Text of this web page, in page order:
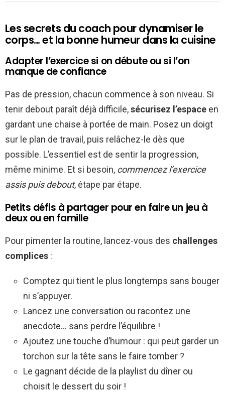
Les secrets du coach pour dynamiser le
corps… et la bonne humeur dans la cuisine
Adapter l’exercice si on débute ou si l’on
manque de confiance
Pas de pression, chacun commence à son niveau. Si
tenir debout paraît déjà difficile,sécurisez l’espace en
gardant une chaise à portée de main. Posez un doigt
sur le plan de travail, puis relâchez-le dès que
possible. L’essentiel est de sentir la progression,
même minime. Et si besoin, commencez l’exercice
assis puis debout, étape par étape.
Petits défis à partager pour en faire un jeu à
deux ou en famille
Pour pimenter la routine, lancez-vous des challenges
complices :
Comptez qui tient le plus longtemps sans bouger
ni s’appuyer.
Lancez une conversation ou racontez une
anecdote… sans perdre l’équilibre !
Ajoutez une touche d’humour : qui peut garder un
torchon sur la tête sans le faire tomber ?
Le gagnant décide de la playlist du dîner ou
choisit le dessert du soir !